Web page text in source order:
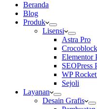
Beranda
Blog
Produk
Lisensi
Astra Pro
Elementor
SEOPress
WP
Sejoli
Layanan
Desain Grafis